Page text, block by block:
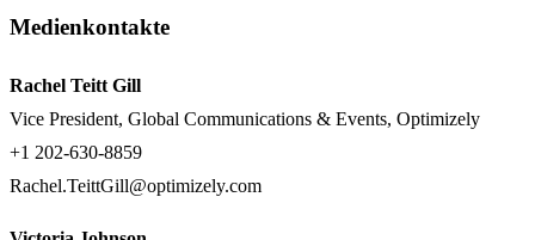
Medienkontakte
Rachel Teitt Gill
Vice President, Global Communications & Events, Optimizely
+1 202-630-8859
Rachel.TeittGill@optimizely.com